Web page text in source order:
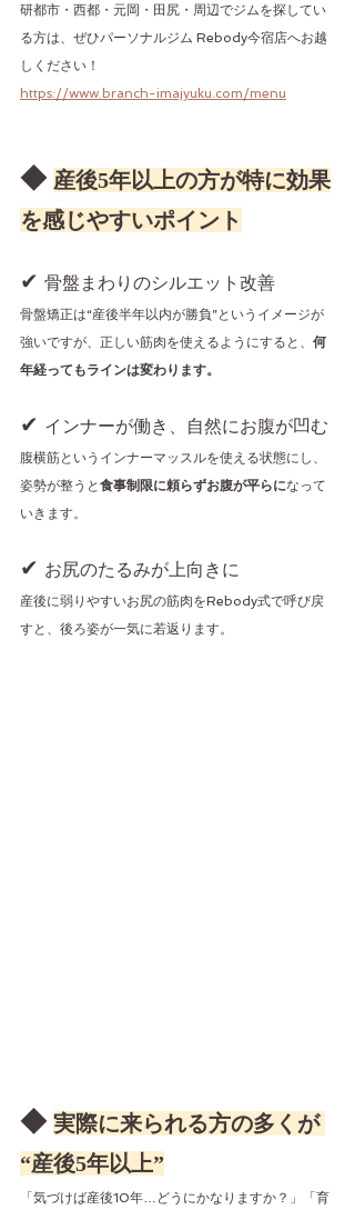
研都市・西都・元岡・田尻・周辺でジムを探してい
る方は、ぜひパーソナルジム Rebody今宿店へお越
しください！
https://www.branch-imajyuku.com/menu
◆ 産後5年以上の方が特に効果
を感じやすいポイント
✔ 骨盤まわりのシルエット改善
骨盤矯正は“産後半年以内が勝負”というイメージが
強いですが、正しい筋肉を使えるようにすると、 何
年経ってもラインは変わります。
✔ インナーが働き、自然にお腹が凹む
腹横筋というインナーマッスルを使える状態にし、
姿勢が整うと 食事制限に頼らずお腹が平らになって
いきます。
✔ お尻のたるみが上向きに
産後に弱りやすいお尻の筋肉をRebody式で呼び戻
すと、後ろ姿が一気に若返ります。
◆ 実際に来られる方の多くが
“産後5年以上”
「気づけば産後10年…どうにかなりますか？」「育